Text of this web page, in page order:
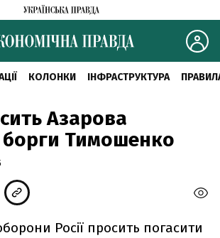
КОЛОНКИ ІНФРАСТРУКТУРА
Азарова
борги Тимошенко
Росії просить погасити